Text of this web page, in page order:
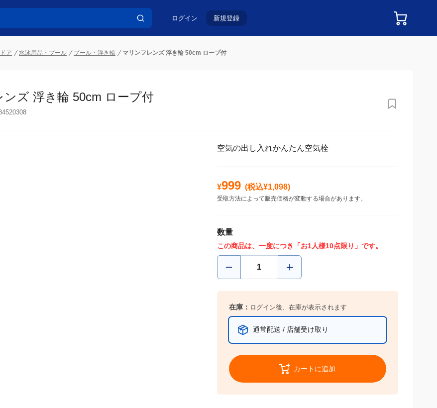
ログイン 新規登録
ア 水泳用品・プール プール・浮き輪 マリンフレンズ 浮き輪 50cm ロープ付
ンズ 浮き輪 50cm ロープ付
空気の出し入れかんたん空気栓
¥999 (税込¥1,098)
受取方法によって販売価格が変動する場合があります。
数量
この商品は、一度につき「お1人様10点限り」です。
在庫： ログイン後、在庫が表示されます
通常配送 / 店舗受け取り
カートに追加